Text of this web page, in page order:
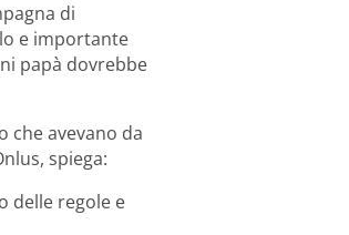
di
e importante
papà dovrebbe
che avevano da
spiega:
delle regole e